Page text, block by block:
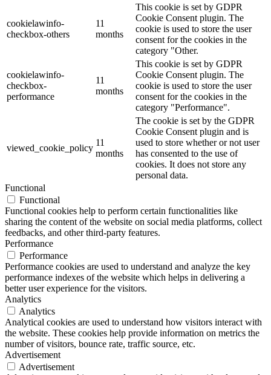
cookielawinfo-
checkbox-others
11
months
This cookie is set by GDPR
Cookie Consent plugin. The
cookie is used to store the user
consent for the cookies in the
category "Other.
cookielawinfo-
checkbox-
performance
11
months
This cookie is set by GDPR
Cookie Consent plugin. The
cookie is used to store the user
consent for the cookies in the
category "Performance".
viewed_cookie_policy
11
months
The cookie is set by the GDPR
Cookie Consent plugin and is
used to store whether or not user
has consented to the use of
cookies. It does not store any
personal data.
Functional
Functional
Functional cookies help to perform certain functionalities like
sharing the content of the website on social media platforms, collect
feedbacks, and other third-party features.
Performance
Performance
Performance cookies are used to understand and analyze the key
performance indexes of the website which helps in delivering a
better user experience for the visitors.
Analytics
Analytics
Analytical cookies are used to understand how visitors interact with
the website. These cookies help provide information on metrics the
number of visitors, bounce rate, traffic source, etc.
Advertisement
Advertisement